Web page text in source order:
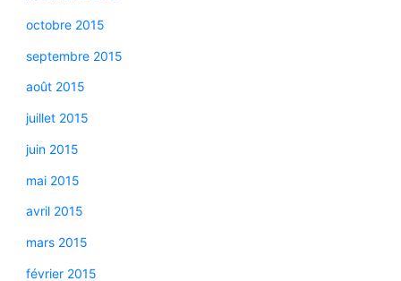
octobre 2015
septembre 2015
août 2015
juillet 2015
juin 2015
mai 2015
avril 2015
mars 2015
février 2015